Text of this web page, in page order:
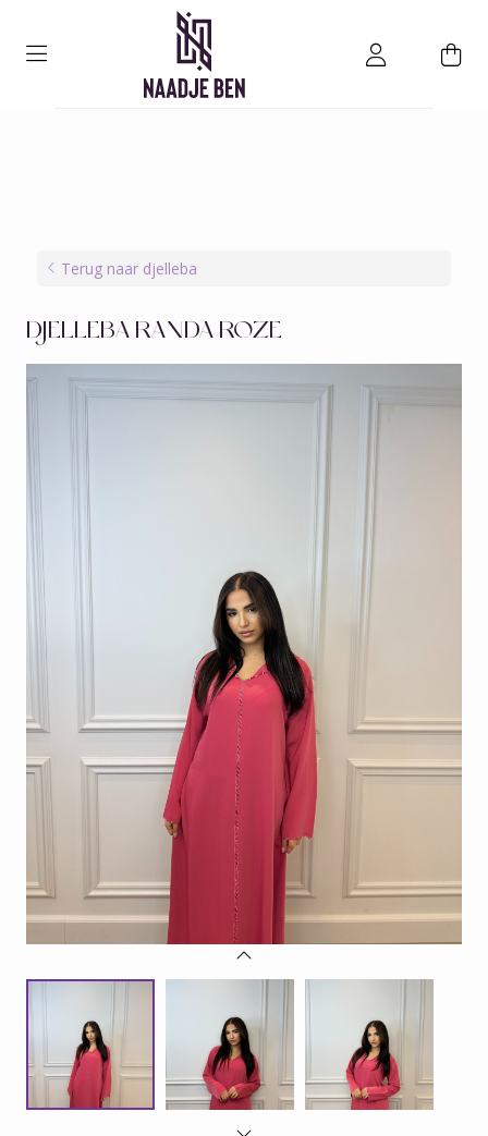
Terug naar djelleba
DJELLEBA RANDA ROZE